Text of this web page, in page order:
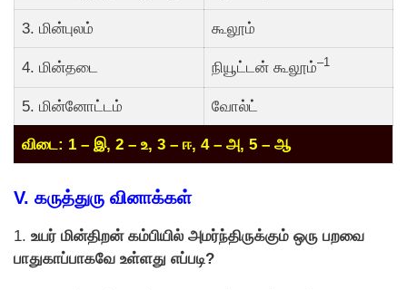
3. மின்புலம் கூலூம்
4. மின்தடை நியூட்டன் கூலூம்–1
5. மின்னோட்டம் வோல்ட்
விடை: 1 – இ, 2 – உ, 3 – ஈ, 4 – அ, 5 – ஆ
V. கருத்துரு வினாக்கள்
1. உயர் மின்திறன் கம்பியில் அமர்ந்திருக்கும் ஒரு பறவை
பாதுகாப்பாகவே உள்ளது எப்படி?